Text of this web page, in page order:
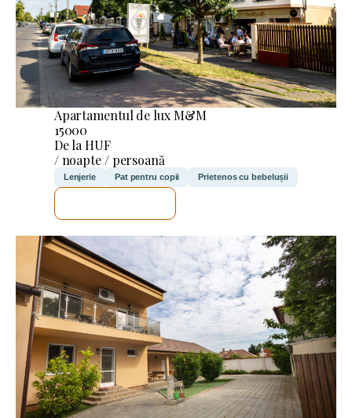
Apartamentul de lux M&M
15000
De la HUF
/ noapte / persoană
Lenjerie Pat pentru copii Prietenos cu bebelușii